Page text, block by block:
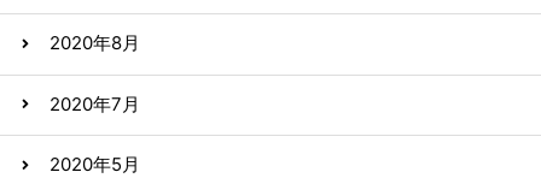
2020年8月
2020年7月
2020年5月